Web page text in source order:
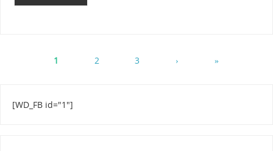
1 2 3 › »
[WD_FB id="1"]